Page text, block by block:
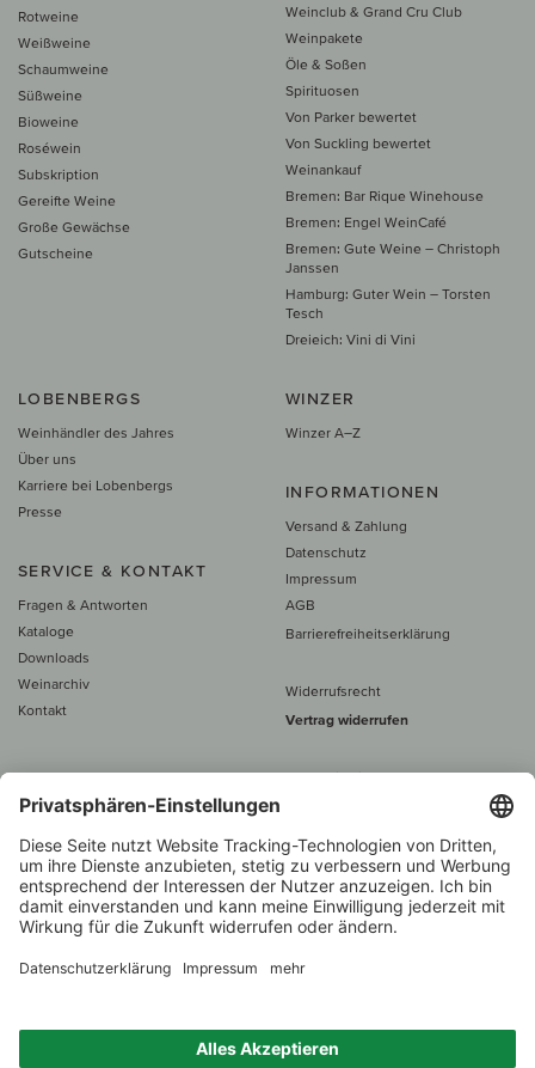
Rotweine
Weißweine
Schaumweine
Süßweine
Bioweine
Roséwein
Subskription
Gereifte Weine
Große Gewächse
Gutscheine
Weinclub & Grand Cru Club
Weinpakete
Öle & Soßen
Spirituosen
Von Parker bewertet
Von Suckling bewertet
Weinankauf
Bremen: Bar Rique Winehouse
Bremen: Engel WeinCafé
Bremen: Gute Weine – Christoph
Janssen
Hamburg: Guter Wein – Torsten
Tesch
Dreieich: Vini di Vini
LOBENBERGS
Weinhändler des Jahres
Über uns
Karriere bei Lobenbergs
Presse
SERVICE & KONTAKT
Fragen & Antworten
Kataloge
Downloads
Weinarchiv
Kontakt
WINZER
Winzer A–Z
INFORMATIONEN
Versand & Zahlung
Datenschutz
Impressum
AGB
Barrierefreiheitserklärung
Widerrufsrecht
Vertrag widerrufen
Alle Preise inkl. MwSt., zzgl. 5 €
60 € versand­kosten­
Beratung unter
1.000 Winzer –
Weinhändler
des Jahres 2022